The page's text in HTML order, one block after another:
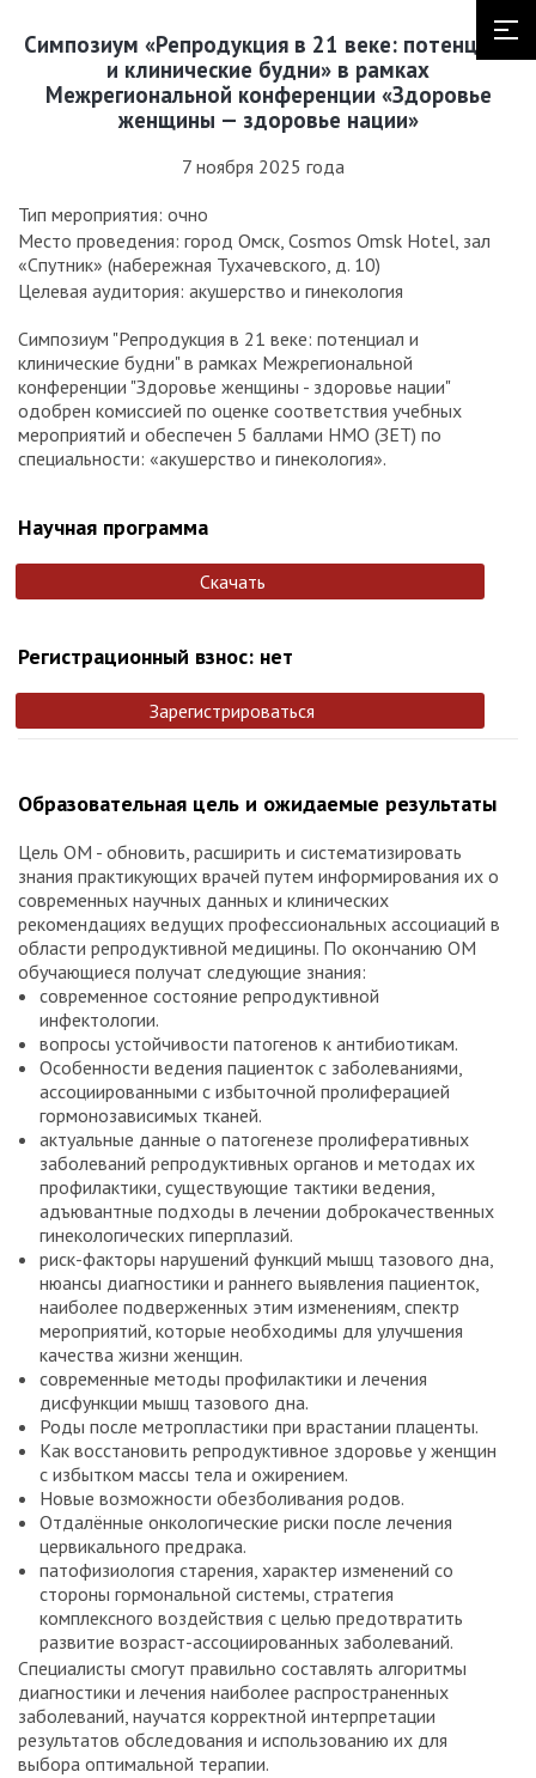
Симпозиум «Репродукция в 21 веке: потенциал
и клинические будни» в рамках
Межрегиональной конференции «Здоровье
женщины — здоровье нации»
7 ноября 2025 года
Тип мероприятия: очно
Место проведения: город Омск, Cosmos Omsk Hotel, зал
«Спутник» (набережная Тухачевского, д. 10)
Целевая аудитория: акушерство и гинекология
Симпозиум "Репродукция в 21 веке: потенциал и
клинические будни" в рамках Межрегиональной
конференции "Здоровье женщины - здоровье нации"
одобрен комиссией по оценке соответствия учебных
мероприятий и обеспечен 5 баллами НМО (ЗЕТ) по
специальности: «акушерство и гинекология».
Научная программа
Скачать
Регистрационный взнос: нет
Зарегистрироваться
Образовательная цель и ожидаемые результаты
Цель ОМ - обновить, расширить и систематизировать
знания практикующих врачей путем информирования их о
современных научных данных и клинических
рекомендациях ведущих профессиональных ассоциаций в
области репродуктивной медицины. По окончанию ОМ
обучающиеся получат следующие знания:
современное состояние репродуктивной
инфектологии.
вопросы устойчивости патогенов к антибиотикам.
Особенности ведения пациенток с заболеваниями,
ассоциированными с избыточной пролиферацией
гормонозависимых тканей.
актуальные данные о патогенезе пролиферативных
заболеваний репродуктивных органов и методах их
профилактики, существующие тактики ведения,
адъювантные подходы в лечении доброкачественных
гинекологических гиперплазий.
риск-факторы нарушений функций мышц тазового дна,
нюансы диагностики и раннего выявления пациенток,
наиболее подверженных этим изменениям, спектр
мероприятий, которые необходимы для улучшения
качества жизни женщин.
современные методы профилактики и лечения
дисфункции мышц тазового дна.
Роды после метропластики при врастании плаценты.
Как восстановить репродуктивное здоровье у женщин
с избытком массы тела и ожирением.
Новые возможности обезболивания родов.
Отдалённые онкологические риски после лечения
цервикального предрака.
патофизиология старения, характер изменений со
стороны гормональной системы, стратегия
комплексного воздействия с целью предотвратить
развитие возраст-ассоциированных заболеваний.
Специалисты смогут правильно составлять алгоритмы
диагностики и лечения наиболее распространенных
заболеваний, научатся корректной интерпретации
результатов обследования и использованию их для
выбора оптимальной терапии.